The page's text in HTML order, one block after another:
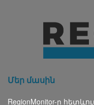
Մեր մասին
RegionMonitor-ը